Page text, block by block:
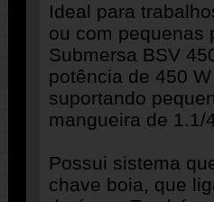
Ideal para
ou com pequenas
Submersa BSV
potência de 450
suportando
mangueira de 1.1/
Possui sistema
chave boia, que